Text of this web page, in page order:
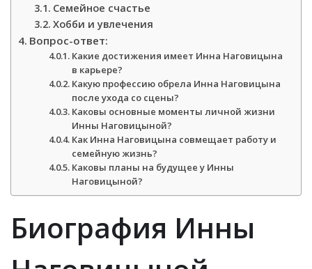
Семейное счастье
Хобби и увлечения
Вопрос-ответ:
Какие достижения имеет Инна Наговицына
в карьере?
Какую профессию обрела Инна Наговицына
после ухода со сцены?
Каковы основные моменты личной жизни
Инны Наговицыной?
Как Инна Наговицына совмещает работу и
семейную жизнь?
Каковы планы на будущее у Инны
Наговицыной?
Биография Инны